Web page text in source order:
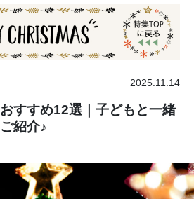
2025.11.14
すすめ12選｜子どもと一緒
紹介♪